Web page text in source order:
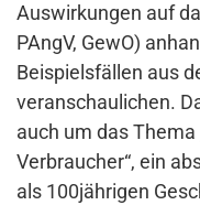
Auswirkungen auf
PAngV, GewO)
Beispielsfällen aus
veranschaulichen.
auch um das
Verbraucher“, ein
als 100jährigen